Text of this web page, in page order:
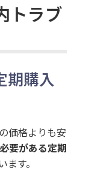
トラブ
期購入
価格よりも安
要がある定期
す。